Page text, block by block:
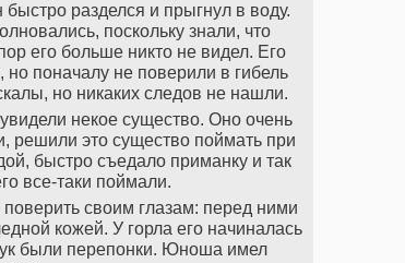
разделся и прыгнул в воду.
поскольку знали, что
его больше никто не видел. Его
поначалу не поверили в гибель
но никаких следов не нашли.
некое существо. Оно очень
решили это существо поймать при
быстро съедало приманку и так
все-таки поймали.
своим глазам: перед ними
кожей. У горла его начиналась
были перепонки. Юноша имел